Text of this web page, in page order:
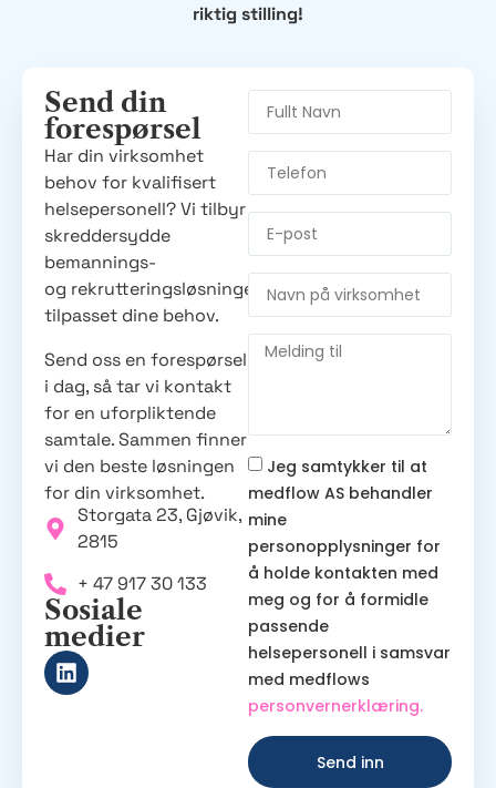
riktig stilling!
Send din
forespørsel
Har din virksomhet
behov for kvalifisert
helsepersonell? Vi tilbyr
skreddersydde
bemannings-
og rekrutteringsløsninger
tilpasset dine behov.
Send oss en forespørsel
i dag, så tar vi kontakt
for en uforpliktende
samtale. Sammen finner
vi den beste løsningen
for din virksomhet.
Storgata 23, Gjøvik,
2815
+ 47 917 30 133
Sosiale
medier
Jeg samtykker til at
medflow AS behandler
mine
personopplysninger for
å holde kontakten med
meg og for å formidle
passende
helsepersonell i samsvar
med medflows
personvernerklæring.
Send inn